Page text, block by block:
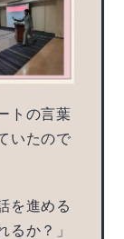
トの言葉
いたので
を進める
るか？」